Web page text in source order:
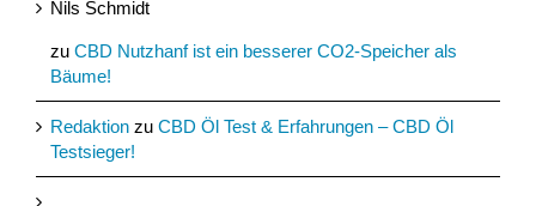
Nils Schmidt
zu CBD Nutzhanf ist ein besserer CO2-Speicher als
Bäume!
Redaktion zu CBD Öl Test & Erfahrungen – CBD Öl
Testsieger!